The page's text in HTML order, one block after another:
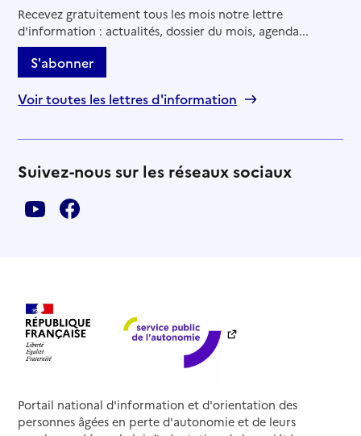
Recevez gratuitement tous les mois notre lettre
d'information : actualités, dossier du mois, agenda...
S'abonner
Voir toutes les lettres d'information
Suivez-nous sur les réseaux sociaux
Portail national d'information et d'orientation des
personnes âgées en perte d'autonomie et de leurs